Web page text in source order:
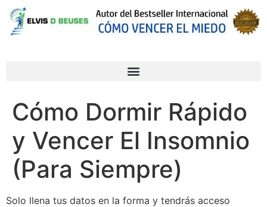
Cómo Dormir Rápido
y Vencer El Insomnio
(Para Siempre)
Solo llena tus datos en la forma y tendrás acceso